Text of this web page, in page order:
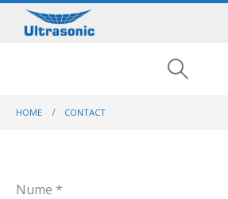
HOME CONTACT
Nume *